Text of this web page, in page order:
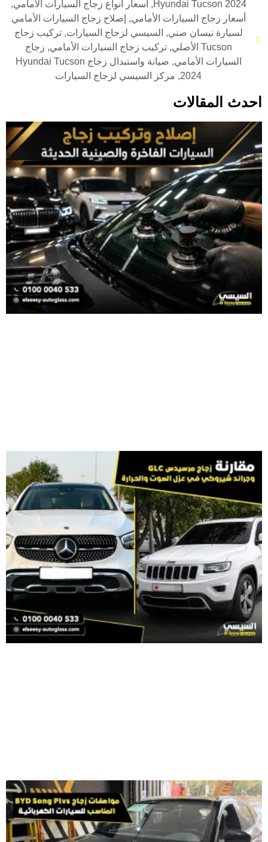
Hyundai Tucson 2024
, أسعار أنواع زجاج السيارات الأمامي,
أسعار زجاج السيارات الأمامي, إصلاح زجاج السيارات الأمامي
لسيارة نيسان صني, السيسي لزجاج السيارات,تركيب زجاج
Tucson الأصلي
,تركيب زجاج السيارات الأمامي, زجاج
السيارات الأمامي,
صيانة واستبدال زجاج Hyundai Tucson
2024
, مركز السيسي لزجاج السيارات
احدث المقالات